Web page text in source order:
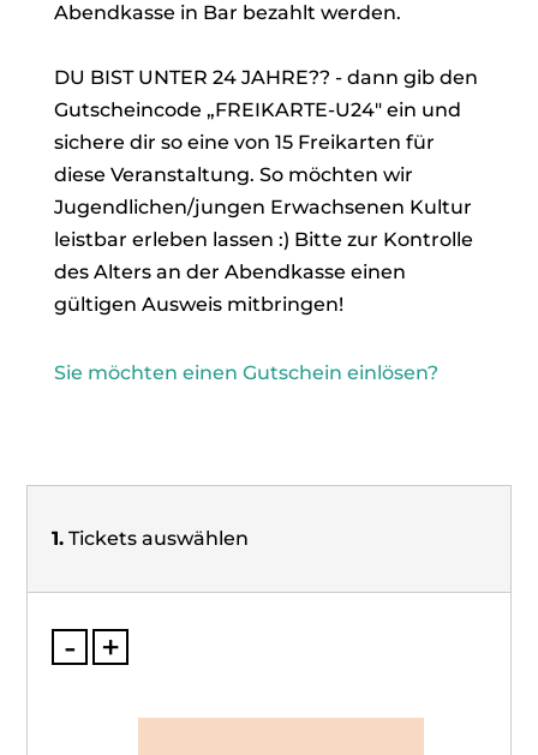
Abendkasse in Bar bezahlt werden.
DU BIST UNTER 24 JAHRE?? - dann gib den
Gutscheincode „FREIKARTE-U24" ein und
sichere dir so eine von 15 Freikarten für
diese Veranstaltung. So möchten wir
Jugendlichen/jungen Erwachsenen Kultur
leistbar erleben lassen :) Bitte zur Kontrolle
des Alters an der Abendkasse einen
gültigen Ausweis mitbringen!
Sie möchten einen Gutschein einlösen?
1. Tickets auswählen
- +